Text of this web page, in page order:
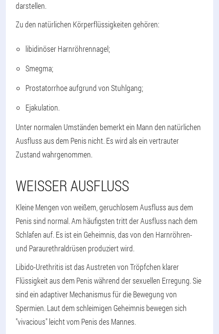
darstellen.
Zu den natürlichen Körperflüssigkeiten gehören:
libidinöser Harnröhrennagel;
Smegma;
Prostatorrhoe aufgrund von Stuhlgang;
Ejakulation.
Unter normalen Umständen bemerkt ein Mann den natürlichen
Ausfluss aus dem Penis nicht. Es wird als ein vertrauter
Zustand wahrgenommen.
WEISSER AUSFLUSS
Kleine Mengen von weißem, geruchlosem Ausfluss aus dem
Penis sind normal. Am häufigsten tritt der Ausfluss nach dem
Schlafen auf. Es ist ein Geheimnis, das von den Harnröhren-
und Paraurethraldrüsen produziert wird.
Libido-Urethritis ist das Austreten von Tröpfchen klarer
Flüssigkeit aus dem Penis während der sexuellen Erregung. Sie
sind ein adaptiver Mechanismus für die Bewegung von
Spermien. Laut dem schleimigen Geheimnis bewegen sich
"vivacious" leicht vom Penis des Mannes.